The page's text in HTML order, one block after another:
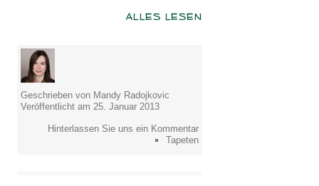
ALLES LESEN
Geschrieben von Mandy Radojkovic
Veröffentlicht am 25. Januar 2013
Hinterlassen Sie uns ein Kommentar
Tapeten